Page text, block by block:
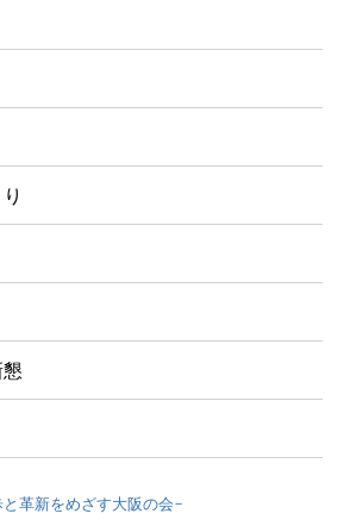
革新をめざす大阪の会-